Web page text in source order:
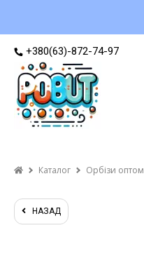
+380(63)-872-74-97
Каталог Орбізи оптом
НАЗАД